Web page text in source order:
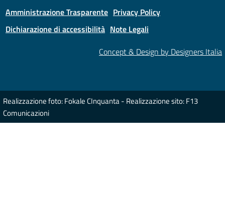
Amministrazione Trasparente Privacy Policy
Dichiarazione di accessibilità Note Legali
Concept & Design by Designers Italia
Realizzazione foto: Fokale CInquanta - Realizzazione sito: F13
Comunicazioni